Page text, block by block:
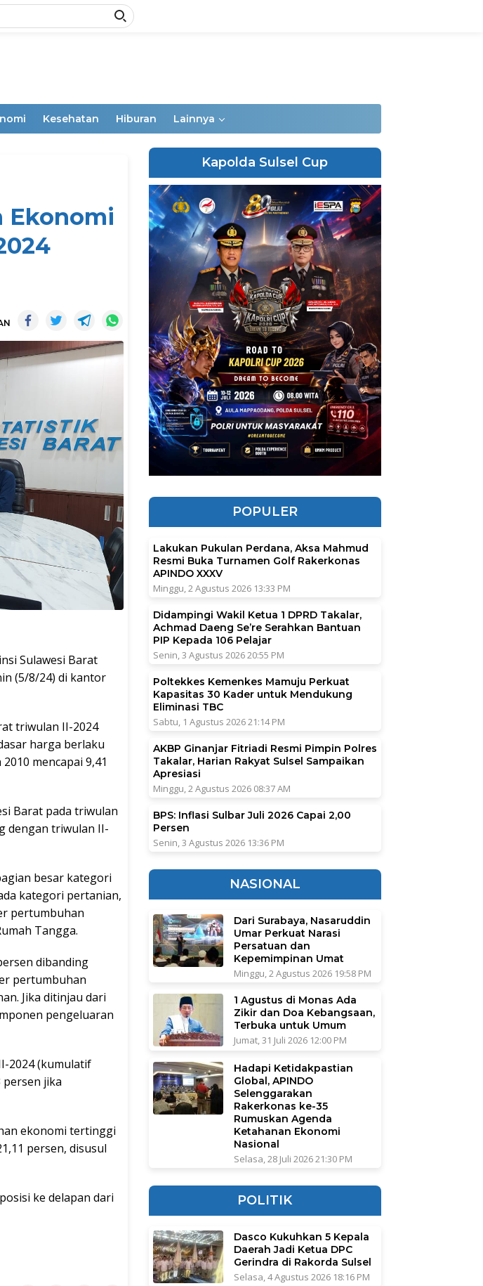
Kesehatan Hiburan Lainnya
Ekonomi
Sulawesi Barat
(5/8/24) di kantor
triwulan II-2024
harga berlaku
mencapai 9,41
Barat pada triwulan
dengan triwulan II-
besar kategori
kategori pertanian,
pertumbuhan
Tangga.
dibanding
pertumbuhan
Jika ditinjau dari
pengeluaran
2024 (kumulatif
jika
ekonomi tertinggi
persen, disusul
ke delapan dari
Kapolda Sulsel Cup
POPULER
Lakukan Pukulan Perdana, Aksa Mahmud
Resmi Buka Turnamen Golf Rakerkonas
APINDO XXXV
Minggu, 2 Agustus 2026 13:33 PM
Didampingi Wakil Ketua 1 DPRD Takalar,
Achmad Daeng Se’re Serahkan Bantuan
PIP Kepada 106 Pelajar
Senin, 3 Agustus 2026 20:55 PM
Poltekkes Kemenkes Mamuju Perkuat
Kapasitas 30 Kader untuk Mendukung
Eliminasi TBC
Sabtu, 1 Agustus 2026 21:14 PM
AKBP Ginanjar Fitriadi Resmi Pimpin Polres
Takalar, Harian Rakyat Sulsel Sampaikan
Apresiasi
Minggu, 2 Agustus 2026 08:37 AM
BPS: Inflasi Sulbar Juli 2026 Capai 2,00
Persen
Senin, 3 Agustus 2026 13:36 PM
NASIONAL
Dari Surabaya, Nasaruddin
Umar Perkuat Narasi
Persatuan dan
Kepemimpinan Umat
Minggu, 2 Agustus 2026 19:58 PM
1 Agustus di Monas Ada
Zikir dan Doa Kebangsaan,
Terbuka untuk Umum
Jumat, 31 Juli 2026 12:00 PM
Hadapi Ketidakpastian
Global, APINDO
Selenggarakan
Rakerkonas ke-35
Rumuskan Agenda
Ketahanan Ekonomi
Nasional
Selasa, 28 Juli 2026 21:30 PM
POLITIK
Dasco Kukuhkan 5 Kepala
Daerah Jadi Ketua DPC
Gerindra di Rakorda Sulsel
Selasa, 4 Agustus 2026 18:16 PM